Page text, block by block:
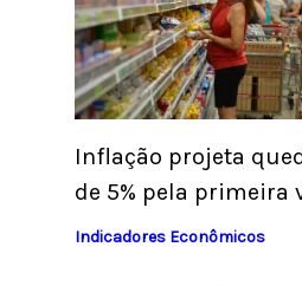
Inflação projeta
de 5% pela primeira
Indicadores Econômicos